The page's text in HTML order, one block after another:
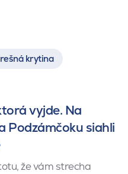
krytina
vyjde. Na
Podzámčoku siahli
že vám strecha